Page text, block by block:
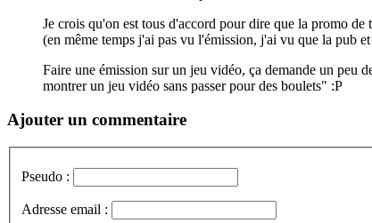
Je crois qu'on est tous d'accord pour dire que la promo
(en même temps j'ai pas vu l'émission, j'ai vu que la pub
Faire une émission sur un jeu vidéo, ça demande un peu
montrer un jeu vidéo sans passer pour des boulets" :P
Ajouter un commentaire
Pseudo :
Adresse email :